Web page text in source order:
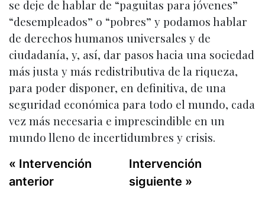
se deje de hablar de “paguitas para jóvenes”
“desempleados” o “pobres” y podamos hablar
de derechos humanos universales y de
ciudadanía, y, así, dar pasos hacia una sociedad
más justa y más redistributiva de la riqueza,
para poder disponer, en definitiva, de una
seguridad económica para todo el mundo, cada
vez más necesaria e imprescindible en un
mundo lleno de incertidumbres y crisis.
« Intervención
anterior
Intervención
siguiente »